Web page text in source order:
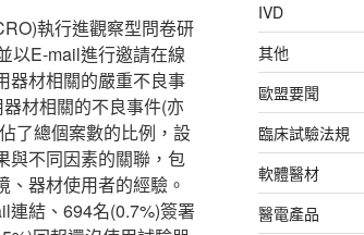
執行進觀察型問卷研
以E-mail進行邀請在線
器材相關的嚴重不良事
材相關的不良事件(亦
了總個案數的比例，設
與不同因素的關聯，包
器材使用者的經驗。
連結、694名(0.7%)簽署
IVD
其他
歐盟要聞
臨床試驗法規
軟體醫材
醫電產品